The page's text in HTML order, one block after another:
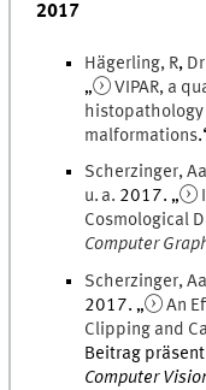
2017
Hägerling, R,
„
VIPAR, a
malformations.
Scherzinger,
u. a. 2017. „
Cosmological
Computer
Scherzinger,
2017. „
An
Clipping and
Beitrag
Computer